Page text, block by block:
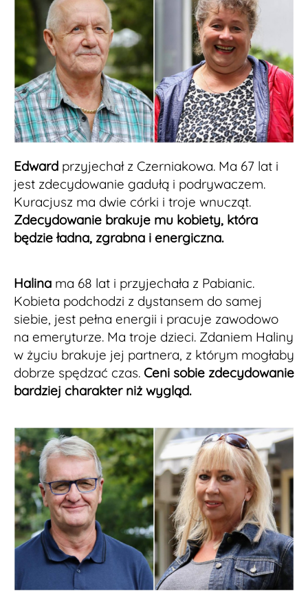
Edward przyjechał z Czerniakowa. Ma 67 lat i
jest zdecydowanie gadułą i podrywaczem.
Kuracjusz ma dwie córki i troje wnucząt.
Zdecydowanie brakuje mu kobiety, która
będzie ładna, zgrabna i energiczna.
Halina ma 68 lat i przyjechała z Pabianic.
Kobieta podchodzi z dystansem do samej
siebie, jest pełna energii i pracuje zawodowo
na emeryturze. Ma troje dzieci. Zdaniem Haliny
w życiu brakuje jej partnera, z którym mogłaby
dobrze spędzać czas. Ceni sobie zdecydowanie
bardziej charakter niż wygląd.